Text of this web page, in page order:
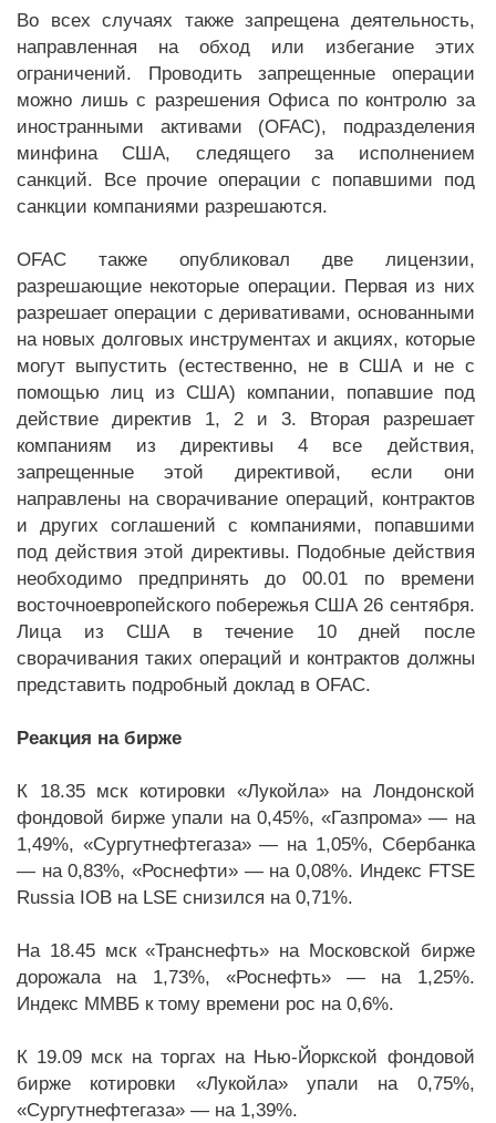
Во всех случаях также запрещена деятельность,
направленная на обход или избегание этих
ограничений. Проводить запрещенные операции
можно лишь с разрешения Офиса по контролю за
иностранными активами (OFAC), подразделения
минфина США, следящего за исполнением
санкций. Все прочие операции с попавшими под
санкции компаниями разрешаются.
OFAC также опубликовал две лицензии,
разрешающие некоторые операции. Первая из них
разрешает операции с деривативами, основанными
на новых долговых инструментах и акциях, которые
могут выпустить (естественно, не в США и не с
помощью лиц из США) компании, попавшие под
действие директив 1, 2 и 3. Вторая разрешает
компаниям из директивы 4 все действия,
запрещенные этой директивой, если они
направлены на сворачивание операций, контрактов
и других соглашений с компаниями, попавшими
под действия этой директивы. Подобные действия
необходимо предпринять до 00.01 по времени
восточноевропейского побережья США 26 сентября.
Лица из США в течение 10 дней после
сворачивания таких операций и контрактов должны
представить подробный доклад в OFAC.
Реакция на бирже
К 18.35 мск котировки «Лукойла» на Лондонской
фондовой бирже упали на 0,45%, «Газпрома» — на
1,49%, «Сургутнефтегаза» — на 1,05%, Сбербанка
— на 0,83%, «Роснефти» — на 0,08%. Индекс FTSE
Russia IOB на LSE снизился на 0,71%.
На 18.45 мск «Транснефть» на Московской бирже
дорожала на 1,73%, «Роснефть» — на 1,25%.
Индекс ММВБ к тому времени рос на 0,6%.
К 19.09 мск на торгах на Нью-Йоркской фондовой
бирже котировки «Лукойла» упали на 0,75%,
«Сургутнефтегаза» — на 1,39%.